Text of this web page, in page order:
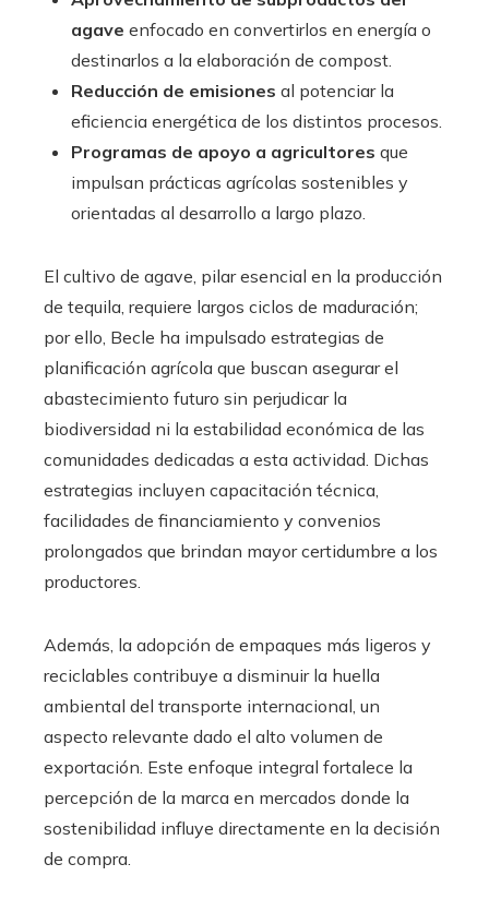
agave enfocado en convertirlos en energía o
destinarlos a la elaboración de compost.
Reducción de emisiones al potenciar la
eficiencia energética de los distintos procesos.
Programas de apoyo a agricultores que
impulsan prácticas agrícolas sostenibles y
orientadas al desarrollo a largo plazo.
El cultivo de agave, pilar esencial en la producción
de tequila, requiere largos ciclos de maduración;
por ello, Becle ha impulsado estrategias de
planificación agrícola que buscan asegurar el
abastecimiento futuro sin perjudicar la
biodiversidad ni la estabilidad económica de las
comunidades dedicadas a esta actividad. Dichas
estrategias incluyen capacitación técnica,
facilidades de financiamiento y convenios
prolongados que brindan mayor certidumbre a los
productores.
Además, la adopción de empaques más ligeros y
reciclables contribuye a disminuir la huella
ambiental del transporte internacional, un
aspecto relevante dado el alto volumen de
exportación. Este enfoque integral fortalece la
percepción de la marca en mercados donde la
sostenibilidad influye directamente en la decisión
de compra.